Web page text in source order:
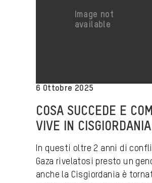
6 Ottobre 2025
COSA SUCCEDE E
VIVE IN CISGIORDANIA
In questi oltre 2 anni di
Gaza rivelatosi presto un
anche la Cisgiordania è